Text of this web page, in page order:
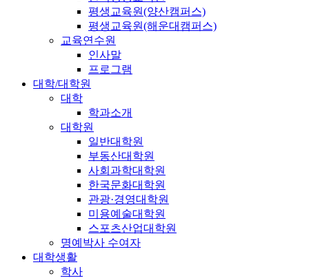
평생교육원(양산캠퍼스)
평생교육원(해운대캠퍼스)
교육연수원
인사말
프로그램
대학/대학원
대학
학과소개
대학원
일반대학원
부동산대학원
사회과학대학원
한국문화대학원
관광·경영대학원
미용예술대학원
스포츠산업대학원
명예박사 수여자
대학생활
학사